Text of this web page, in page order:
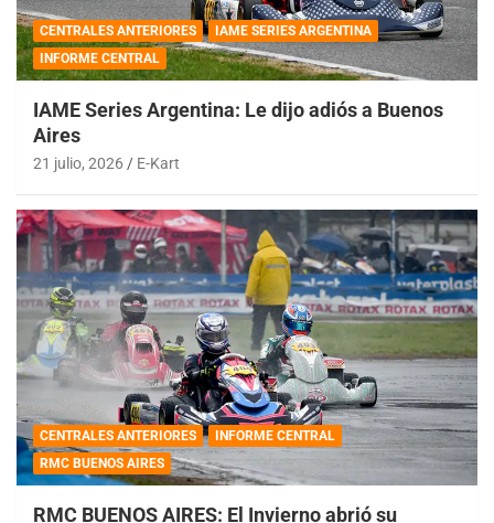
CENTRALES ANTERIORES
IAME SERIES ARGENTINA
INFORME CENTRAL
IAME Series Argentina: Le dijo adiós a Buenos
Aires
21 julio, 2026 E-Kart
CENTRALES ANTERIORES
INFORME CENTRAL
RMC BUENOS AIRES
RMC BUENOS AIRES: El Invierno abrió su